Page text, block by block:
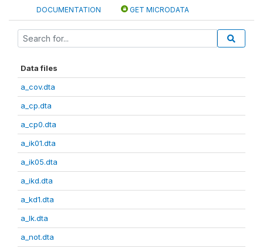
DOCUMENTATION GET MICRODATA
Data files
a_cov.dta
a_cp.dta
a_cp0.dta
a_ik01.dta
a_ik05.dta
a_ikd.dta
a_kd1.dta
a_lk.dta
a_not.dta